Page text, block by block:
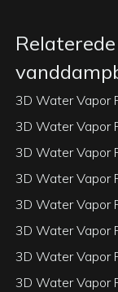
3D Water Vapor
3D Water Vapor
3D Water Vapor
3D Water Vapor
3D Water Vapor
3D Water Vapor
3D Water Vapor
3D Water Vapor